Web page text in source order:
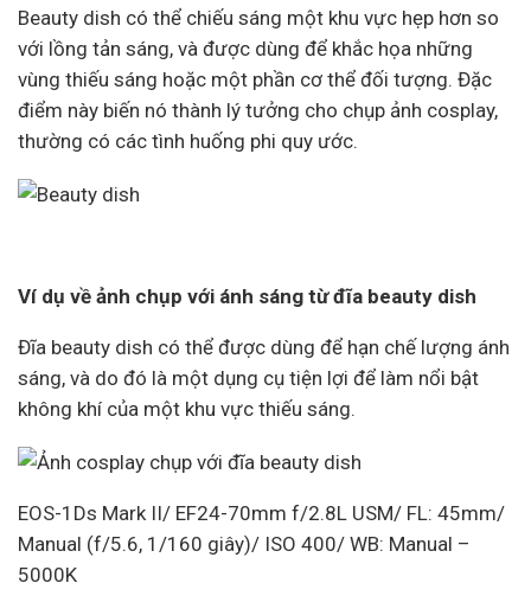
Beauty dish có thể chiếu sáng một khu vực hẹp hơn so
với lồng tản sáng, và được dùng để khắc họa những
vùng thiếu sáng hoặc một phần cơ thể đối tượng. Đặc
điểm này biến nó thành lý tưởng cho chụp ảnh cosplay,
thường có các tình huống phi quy ước.
Ví dụ về ảnh chụp với ánh sáng từ đĩa beauty dish
Đĩa beauty dish có thể được dùng để hạn chế lượng ánh
sáng, và do đó là một dụng cụ tiện lợi để làm nổi bật
không khí của một khu vực thiếu sáng.
EOS-1Ds Mark II/ EF24-70mm f/2.8L USM/ FL: 45mm/
Manual (f/5.6, 1/160 giây)/ ISO 400/ WB: Manual –
5000K